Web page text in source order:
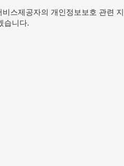
스제공자의 개인정보보호 관련
습니다.